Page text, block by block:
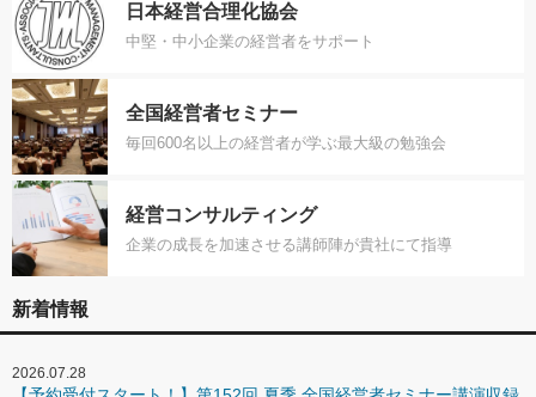
日本経営合理化協会
中堅・中小企業の経営者をサポート
全国経営者セミナー
毎回600名以上の経営者が学ぶ最大級の勉強会
経営コンサルティング
企業の成長を加速させる講師陣が貴社にて指導
新着情報
2026.07.28